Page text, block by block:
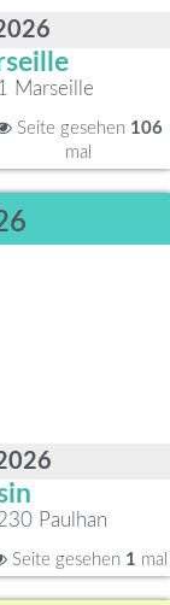
Marseille
Seite gesehen 106
mal
Paulhan
Seite gesehen 1 mal